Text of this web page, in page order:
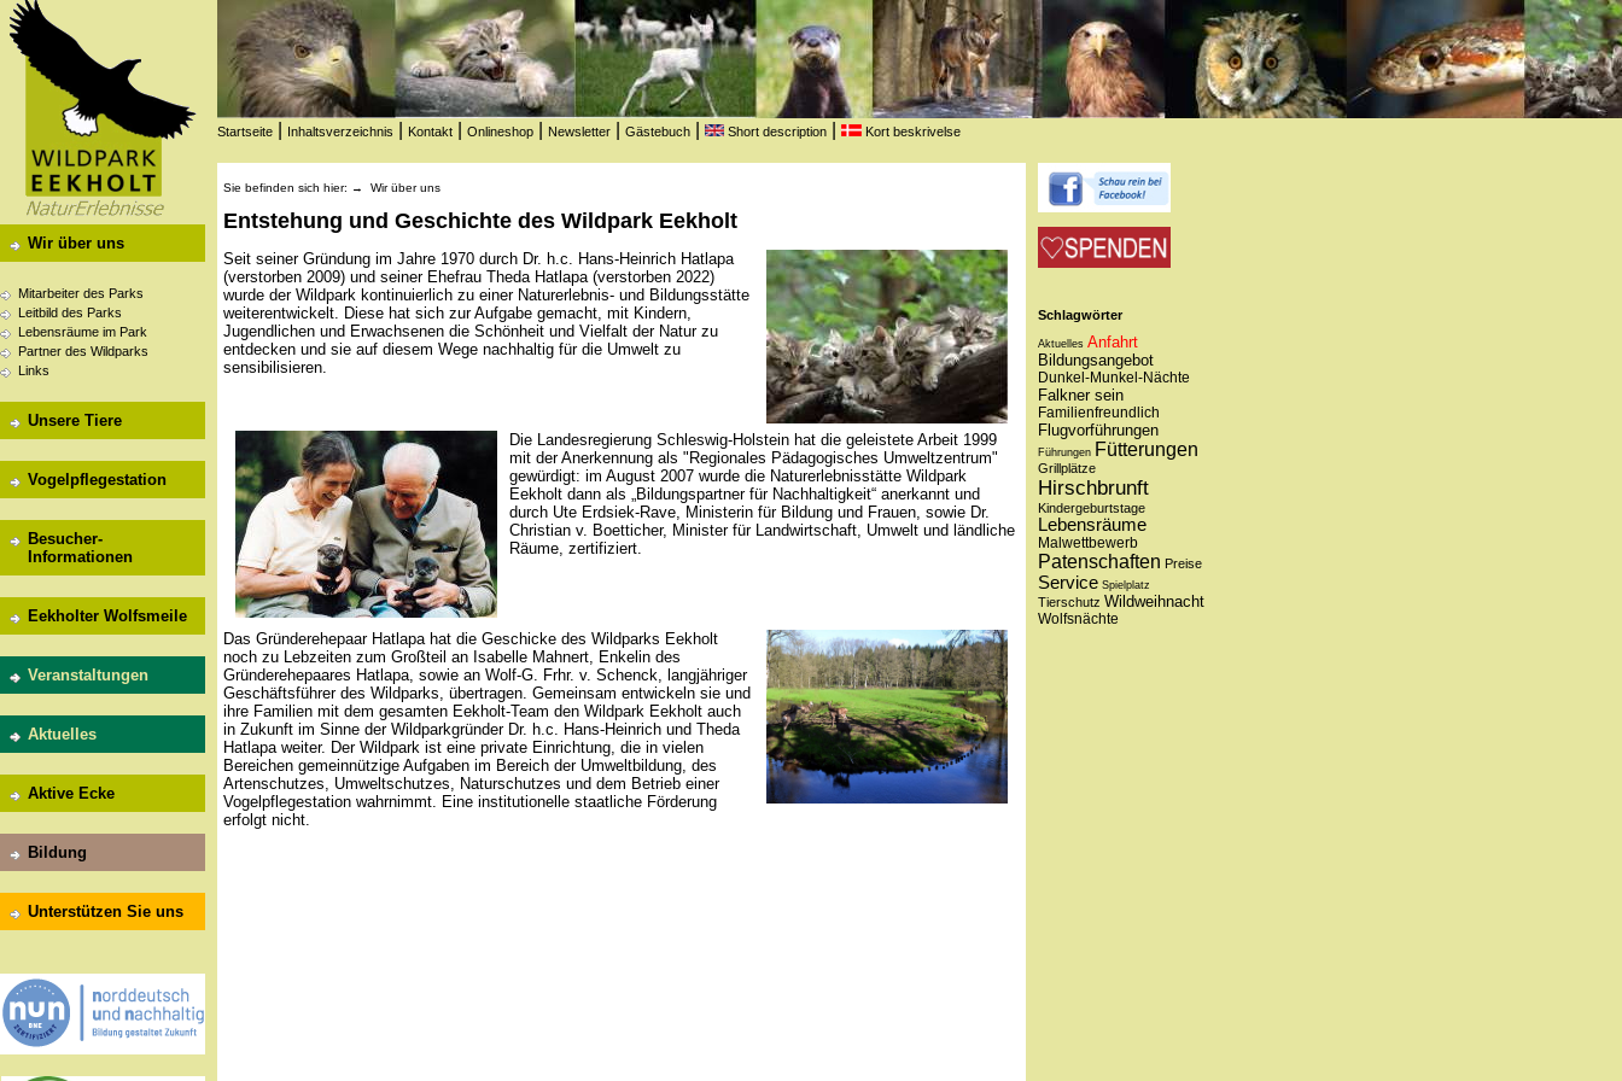
Startseite Inhaltsverzeichnis Kontakt Onlineshop Newsletter Gästebuch Short description Kort beskrivelse
Wir über uns
Mitarbeiter des Parks
Leitbild des Parks
Lebensräume im Park
Partner des Wildparks
Links
Unsere Tiere
Vogelpflegestation
Besucher-
Informationen
Eekholter Wolfsmeile
Veranstaltungen
Aktuelles
Aktive Ecke
Bildung
Unterstützen Sie uns
Sie befinden sich hier: → Wir über uns
Entstehung und Geschichte des Wildpark Eekholt
Seit seiner Gründung im Jahre 1970 durch Dr. h.c. Hans-Heinrich Hatlapa
(verstorben 2009) und seiner Ehefrau Theda Hatlapa (verstorben 2022)
wurde der Wildpark kontinuierlich zu einer Naturerlebnis- und Bildungsstätte
weiterentwickelt. Diese hat sich zur Aufgabe gemacht, mit Kindern,
Jugendlichen und Erwachsenen die Schönheit und Vielfalt der Natur zu
entdecken und sie auf diesem Wege nachhaltig für die Umwelt zu
sensibilisieren.
Die Landesregierung Schleswig-Holstein hat die geleistete Arbeit 1999
mit der Anerkennung als "Regionales Pädagogisches Umweltzentrum"
gewürdigt: im August 2007 wurde die Naturerlebnisstätte Wildpark
Eekholt dann als „Bildungspartner für Nachhaltigkeit“ anerkannt und
durch Ute Erdsiek-Rave, Ministerin für Bildung und Frauen, sowie Dr.
Christian v. Boetticher, Minister für Landwirtschaft, Umwelt und ländliche
Räume, zertifiziert.
Das Gründerehepaar Hatlapa hat die Geschicke des Wildparks Eekholt
noch zu Lebzeiten zum Großteil an Isabelle Mahnert, Enkelin des
Gründerehepaares Hatlapa, sowie an Wolf-G. Frhr. v. Schenck, langjähriger
Geschäftsführer des Wildparks, übertragen. Gemeinsam entwickeln sie und
ihre Familien mit dem gesamten Eekholt-Team den Wildpark Eekholt auch
in Zukunft im Sinne der Wildparkgründer Dr. h.c. Hans-Heinrich und Theda
Hatlapa weiter. Der Wildpark ist eine private Einrichtung, die in vielen
Bereichen gemeinnützige Aufgaben im Bereich der Umweltbildung, des
Artenschutzes, Umweltschutzes, Naturschutzes und dem Betrieb einer
Vogelpflegestation wahrnimmt. Eine institutionelle staatliche Förderung
erfolgt nicht.
Schlagwörter
Aktuelles Anfahrt
Bildungsangebot
Dunkel-Munkel-Nächte
Falkner sein
Familienfreundlich
Flugvorführungen
Führungen Fütterungen
Grillplätze
Hirschbrunft
Kindergeburtstage
Lebensräume
Malwettbewerb
Patenschaften Preise
Service Spielplatz
Tierschutz Wildweihnacht
Wolfsnächte